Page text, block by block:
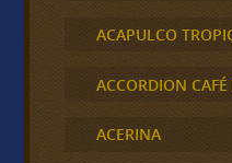
ACAPULCO
ACCORDION CAFÉ
ACERINA